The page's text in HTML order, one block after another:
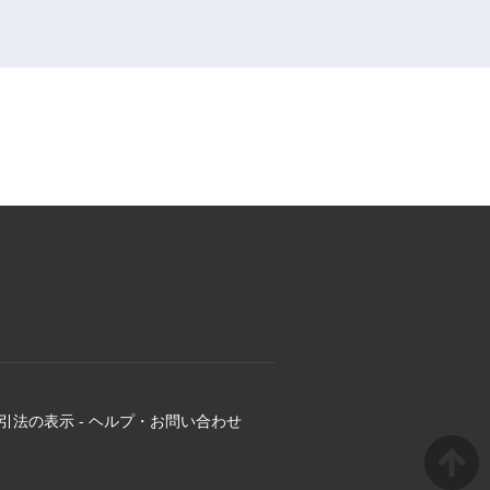
法の表示 - ヘルプ・お問い合わせ